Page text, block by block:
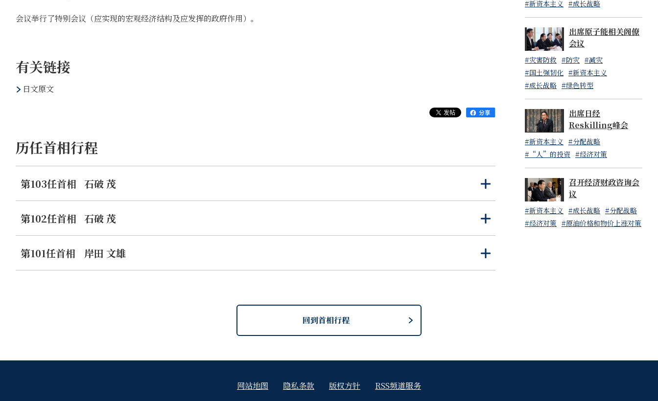
会议举行了特别会议（应实现的宏观经济结构及应发挥的政府作用）。
有关链接
日文原文
历任首相行程
第103任首相 石破 茂
打
开
关
闭
第102任首相 石破 茂
打
开
关
闭
第101任首相
岸田 文雄
打
开
关
闭
#新资本主义 #成长战略
出席原子能相关阁僚
会议
#灾害防救 #防灾 #减灾
#国土强韧化 #新资本主义
#成长战略 #绿色转型
出席日经
Reskilling峰会
#新资本主义 #分配战略
#“人”的投资 #经济对策
召开经济财政咨询会
议
#新资本主义 #成长战略 #分配战略
#经济对策 #原油价格和物价上涨对策
回到首相行程
网站地图 隐私条款 版权方针 RSS频道服务